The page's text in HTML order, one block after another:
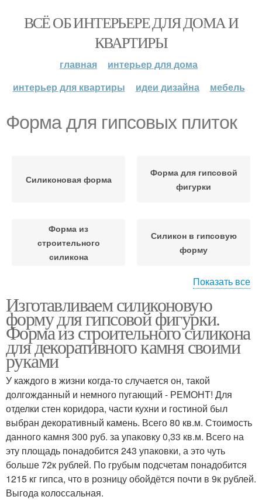
ВСЁ ОБ ИНТЕРЬЕРЕ ДЛЯ ДОМА И
КВАРТИРЫ
главная
интерьер для дома
интерьер для квартиры
идеи дизайна мебель
Форма для гипсовых плиток
Силиконовая форма
Форма для гипсовой
фигурки
Форма из
строительного
силикона
Силикон в гипсовую
форму
Плитки из силикона
фигурок
Силиконовые формы
Показать все
Изготавливаем силиконовую
форму для гипсовой фигурки.
Форма из строительного силикона
для декоративного камня своими
руками
У каждого в жизни когда-то случается он, такой
долгожданный и немного пугающий - РЕМОНТ! Для
отделки стен коридора, части кухни и гостиной был
выбран декоративный камень. Всего 80 кв.м. Стоимость
данного камня 300 руб. за упаковку 0,33 кв.м. Всего на
эту площадь понадобится 243 упаковки, а это чуть
больше 72к рублей. По грубым подсчетам понадобится
1215 кг гипса, что в розницу обойдётся почти в 9к рублей.
Выгода колоссальная.